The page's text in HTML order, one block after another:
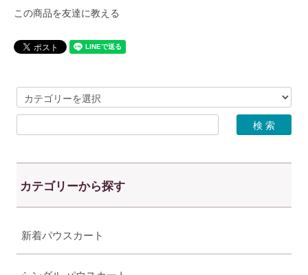
この商品を友達に教える
カテゴリーから探す
新着パウスカート